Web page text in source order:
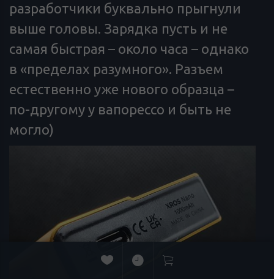
разработчики буквально прыгнули
выше головы. Зарядка пусть и не
самая быстрая – около часа – однако
в «пределах разумного». Разъем
естественно уже нового образца –
по-другому у вапорессо и быть не
могло)